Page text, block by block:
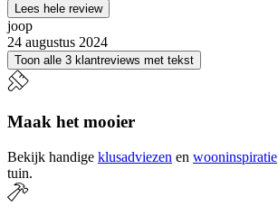
Lees hele review
joop
24 augustus 2024
Toon alle 3 klantreviews met tekst
Maak het mooier
Bekijk handige klusadviezen en wooninspiratie
tuin.